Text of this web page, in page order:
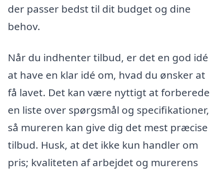
der passer bedst til dit budget og dine
behov.
Når du indhenter tilbud, er det en god idé
at have en klar idé om, hvad du ønsker at
få lavet. Det kan være nyttigt at forberede
en liste over spørgsmål og specifikationer,
så mureren kan give dig det mest præcise
tilbud. Husk, at det ikke kun handler om
pris; kvaliteten af arbejdet og murerens